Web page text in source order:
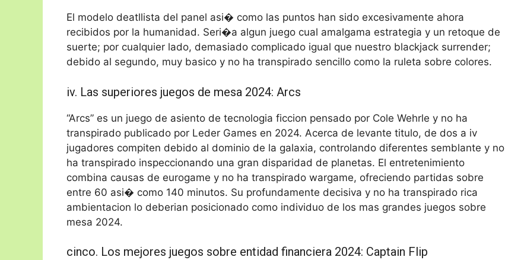
El modelo deatllista del panel asi� como las puntos han sido excesivamente ahora
recibidos por la humanidad. Seri�a algun juego cual amalgama estrategia y un retoque de
suerte; por cualquier lado, demasiado complicado igual que nuestro blackjack surrender;
debido al segundo, muy basico y no ha transpirado sencillo como la ruleta sobre colores.
iv. Las superiores juegos de mesa 2024: Arcs
“Arcs” es un juego de asiento de tecnologia ficcion pensado por Cole Wehrle y no ha
transpirado publicado por Leder Games en 2024. Acerca de levante titulo, de dos a iv
jugadores compiten debido al dominio de la galaxia, controlando diferentes semblante y no
ha transpirado inspeccionando una gran disparidad de planetas. El entretenimiento
combina causas de eurogame y no ha transpirado wargame, ofreciendo partidas sobre
entre 60 asi� como 140 minutos. Su profundamente decisiva y no ha transpirado rica
ambientacion lo deberian posicionado como individuo de los mas grandes juegos sobre
mesa 2024.
cinco. Los mejores juegos sobre entidad financiera 2024: Captain Flip